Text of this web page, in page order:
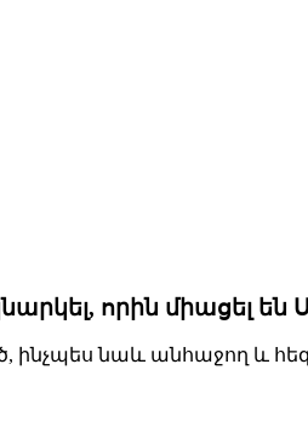
որին միացել
ինչպես նաև անհաջող և